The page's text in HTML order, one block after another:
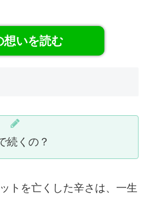
想いを読む
続くの？
トを亡くした辛さは、一生